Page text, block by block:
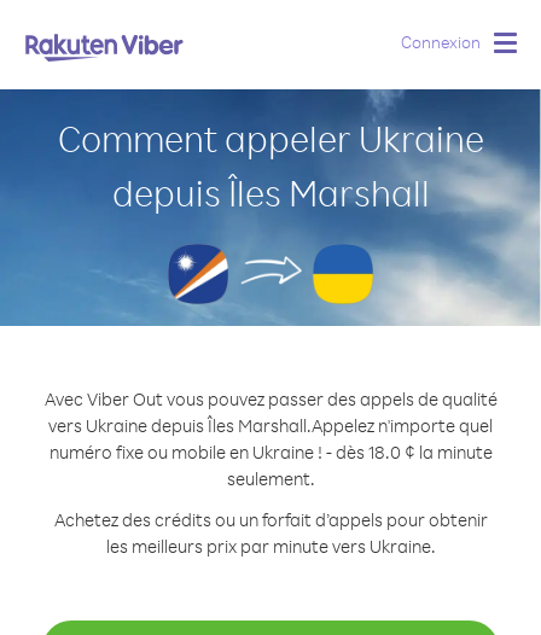
Connexion
Comment appeler Ukraine
depuis Îles Marshall
Avec Viber Out vous pouvez passer des appels de qualité
vers Ukraine depuis Îles Marshall.Appelez n'importe quel
numéro fixe ou mobile en Ukraine ! - dès 18.0 ¢ la minute
seulement.
Achetez des crédits ou un forfait d’appels pour obtenir
les meilleurs prix par minute vers Ukraine.